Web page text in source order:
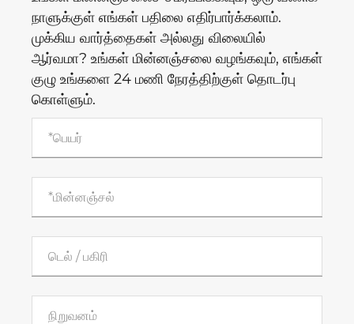
நாளுக்குள் எங்கள் பதிலை எதிர்பார்க்கலாம்.
முக்கிய வார்த்தைகள் அல்லது விலையில்
ஆர்வமா? உங்கள் மின்னஞ்சலை வழங்கவும், எங்கள்
குழு உங்களை 24 மணி நேரத்திற்குள் தொடர்பு
கொள்ளும்.